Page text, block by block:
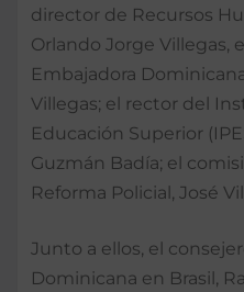
director de Recursos
Orlando Jorge Villegas,
Embajadora
Villegas; el rector del
Educación Superior
Guzmán Badía; el
Reforma Policial, José
Junto a ellos, el
Dominicana en Brasil,